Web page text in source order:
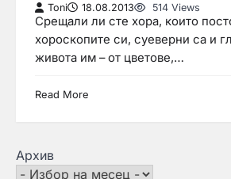
Toni 18.08.2013 514 Views
Срещали ли сте хора, които
хороскопите си, суеверни са и
живота им – от цветове,…
Read More
Архив